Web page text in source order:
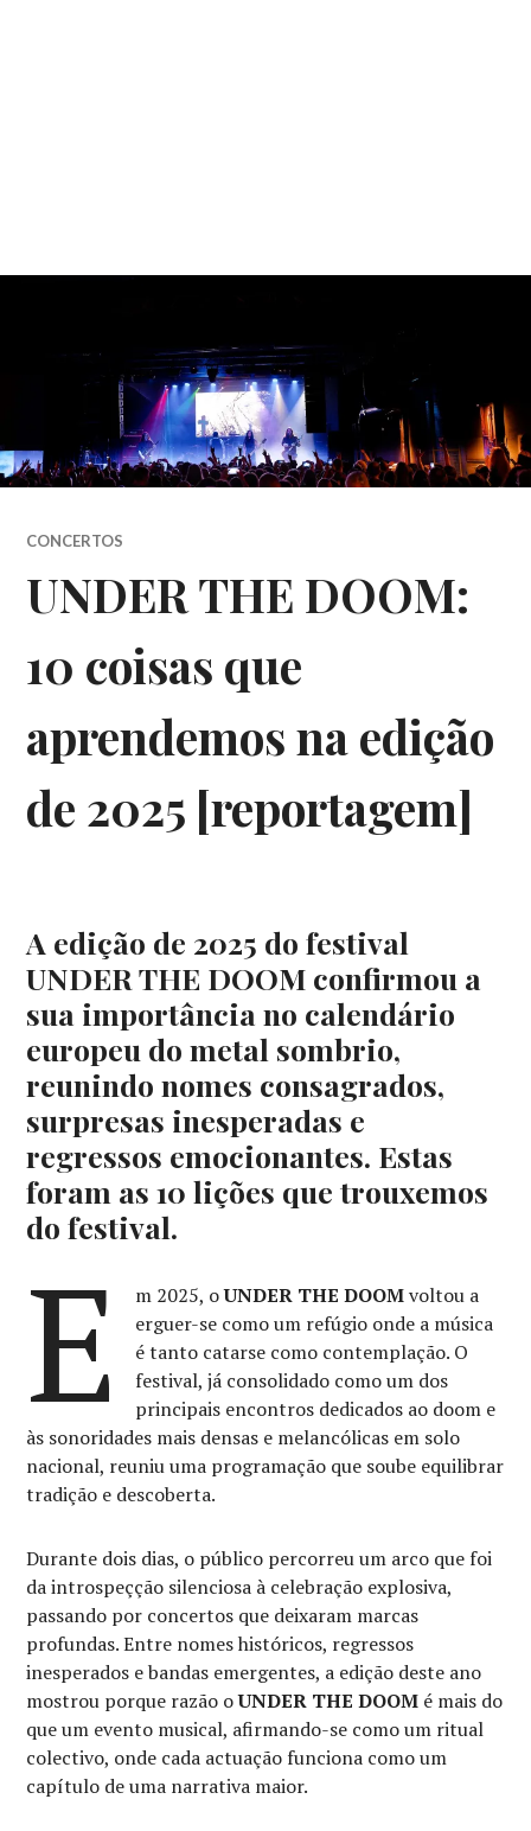
CONCERTOS
UNDER THE DOOM:
10 coisas que
aprendemos na edição
de 2025 [reportagem]
A edição de 2025 do festival
UNDER THE DOOM confirmou a
sua importância no calendário
europeu do metal sombrio,
reunindo nomes consagrados,
surpresas inesperadas e
regressos emocionantes. Estas
foram as 10 lições que trouxemos
do festival.
E m 2025, oUNDER THE DOOMvoltou a
erguer-se como um refúgio onde a música
é tanto catarse como contemplação. O
festival, já consolidado como um dos
principais encontros dedicados ao doom e
às sonoridades mais densas e melancólicas em solo
nacional, reuniu uma programação que soube equilibrar
tradição e descoberta.
Durante dois dias, o público percorreu um arco que foi
da introspeçção silenciosa à celebração explosiva,
passando por concertos que deixaram marcas
profundas. Entre nomes históricos, regressos
inesperados e bandas emergentes, a edição deste ano
mostrou porque razão oUNDER THE DOOM é mais do
que um evento musical, afirmando-se como um ritual
colectivo, onde cada actuação funciona como um
capítulo de uma narrativa maior.